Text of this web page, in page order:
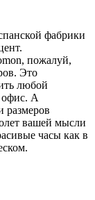
фабрики
пожалуй,
Это
любой
офис. А
размеров
вашей мысли
часы как в